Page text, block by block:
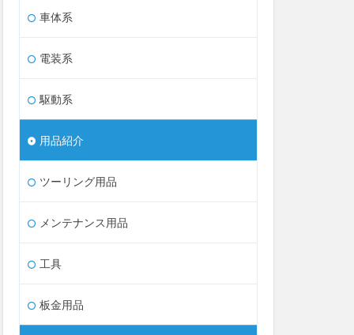
車体系
電装系
駆動系
用品紹介
ツーリング用品
メンテナンス用品
工具
板金用品